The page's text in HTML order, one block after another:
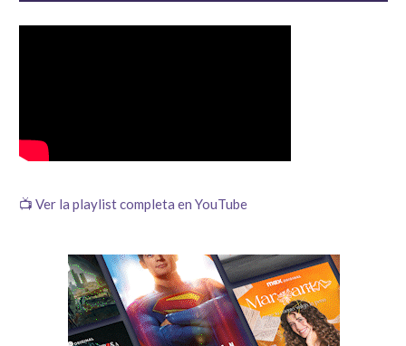
📺 Ver la playlist completa en YouTube